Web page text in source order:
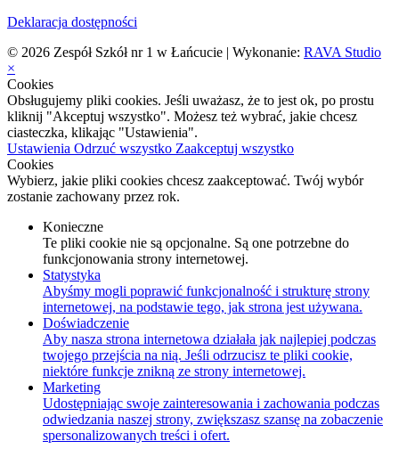
Deklaracja dostępności
© 2026 Zespół Szkół nr 1 w Łańcucie | Wykonanie: RAVA Studio
×
Cookies
Obsługujemy pliki cookies. Jeśli uważasz, że to jest ok, po prostu
kliknij "Akceptuj wszystko". Możesz też wybrać, jakie chcesz
ciasteczka, klikając "Ustawienia".
Ustawienia Odrzuć wszystko Zaakceptuj wszystko
Cookies
Wybierz, jakie pliki cookies chcesz zaakceptować. Twój wybór
zostanie zachowany przez rok.
Konieczne
Te pliki cookie nie są opcjonalne. Są one potrzebne do
funkcjonowania strony internetowej.
Statystyka
Abyśmy mogli poprawić funkcjonalność i strukturę strony
internetowej, na podstawie tego, jak strona jest używana.
Doświadczenie
Aby nasza strona internetowa działała jak najlepiej podczas
twojego przejścia na nią. Jeśli odrzucisz te pliki cookie,
niektóre funkcje znikną ze strony internetowej.
Marketing
Udostępniając swoje zainteresowania i zachowania podczas
odwiedzania naszej strony, zwiększasz szansę na zobaczenie
spersonalizowanych treści i ofert.